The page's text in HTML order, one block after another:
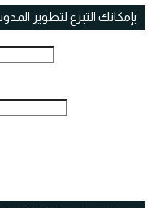
بإمكانك التبرع لتطوير